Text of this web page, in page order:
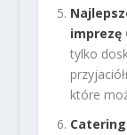
imprezę
tylko
które